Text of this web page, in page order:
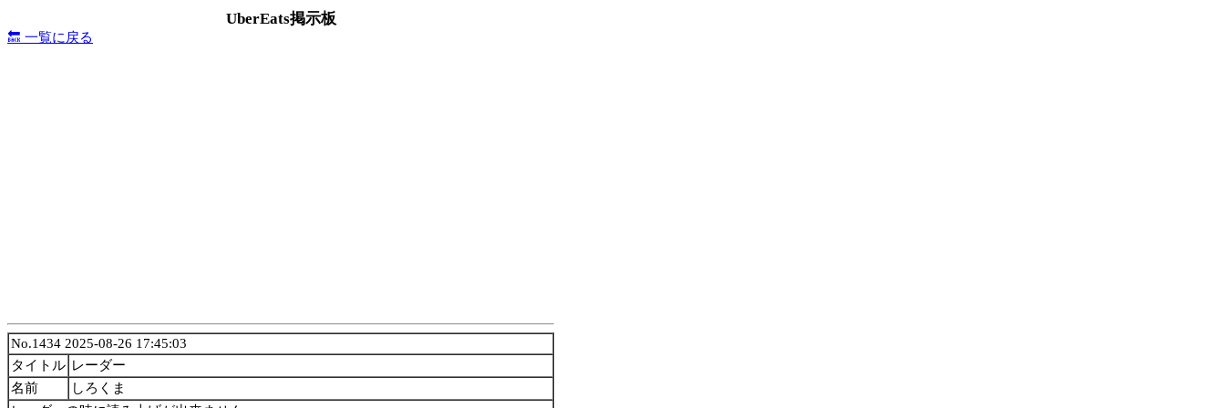
UberEats掲示板
🔙 一覧に戻る
No.1434 2025-08-26 17:45:03
タイトル レーダー
名前
しろくま